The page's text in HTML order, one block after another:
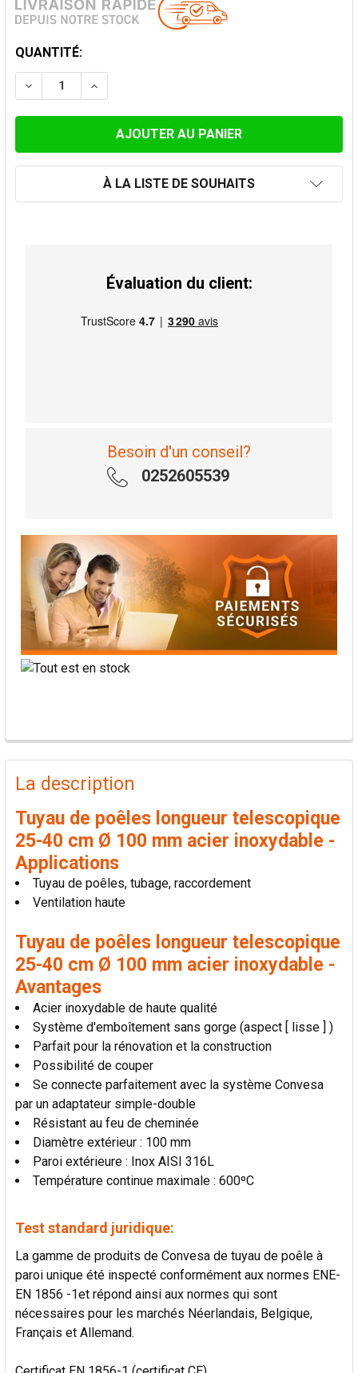
STOCK
ACTUEL:
QUANTITÉ:
DIMINUER LA QUANTITÉ DE TUYAU DE POÊLES
AUGMENTER LA QUANTITÉ DE TUYAU DE
À LA LISTE DE SOUHAITS
Évaluation du client:
Besoin d'un conseil?
0252605539
PRODUITS
FRÉQUEMMENT
ACHETÉS
TOUT
SÉLECTIONNER
AJOUTER
SÉLECTION
AU PANIER
La description
Tuyau de poêles longueur telescopique
25-40 cm Ø 100 mm acier inoxydable -
Applications
Tuyau de poêles, tubage, raccordement
Ventilation haute
Tuyau de poêles longueur telescopique
25-40 cm Ø 100 mm acier inoxydable -
Avantages
Acier inoxydable de haute qualité
Système d'emboîtement sans gorge (aspect [ lisse ] )
Parfait pour la rénovation et la construction
Possibilité de couper
Se connecte parfaitement avec la système Convesa
par un adaptateur simple-double
Résistant au feu de cheminée
Diamètre extérieur : 100 mm
Paroi extérieure : Inox AISI 316L
Température continue maximale : 600ºC
Test standard juridique:
La gamme de produits de Convesa de tuyau de poêle à
paroi unique été inspecté conformément aux normes ENE-
EN 1856 -1et répond ainsi aux normes qui sont
nécessaires pour les marchés Néerlandais, Belgique,
Français et Allemand.